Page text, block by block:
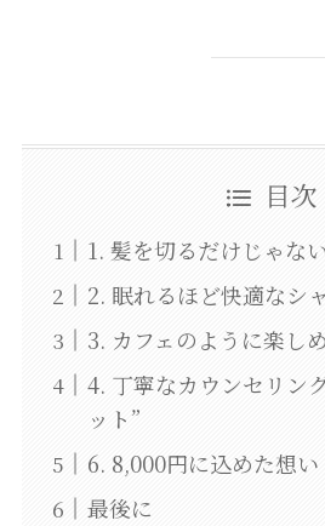
目次
1. 髪を切るだけじゃな
2. 眠れるほど快適なシ
3. カフェのように楽し
4. 丁寧なカウンセリン
ット”
6. 8,000円に込めた想い
最後に